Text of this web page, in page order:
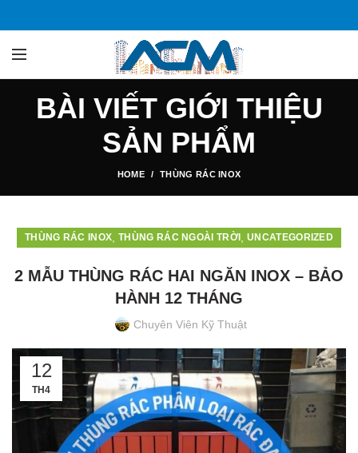
BÀI VIẾT GIỚI THIỆU
SẢN PHẨM
HOME THÙNG RÁC INOX
THÙNG RÁC INOX ,THÙNG RÁC NGOÀI TRỜI ,UNCATEGORIZED
2 MẪU THÙNG RÁC HAI NGĂN INOX – BẢO
HÀNH 12 THÁNG
Chuyên Viên Kỹ Thuật
12
TH4